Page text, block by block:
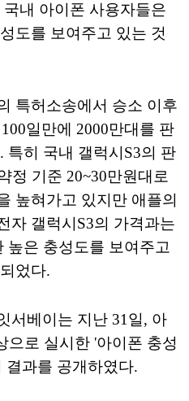
내 아이폰 사용자들은
도를 보여주고 있는 것
특허소송에서 승소 이후
일만에 2000만대를 판
특히 국내 갤럭시S3의 판
정 기준 20~30만원대로
높혀가고 있지만 애플의
자 갤럭시S3의 가격과는
높은 충성도를 보여주고
었다.
서베이는 지난 31일, 아
으로 실시한 '아이폰 충성
결과를 공개하였다.